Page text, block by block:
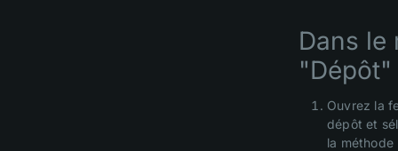
Dans le
"Dépôt"
Ouvrez la
dépôt et
la